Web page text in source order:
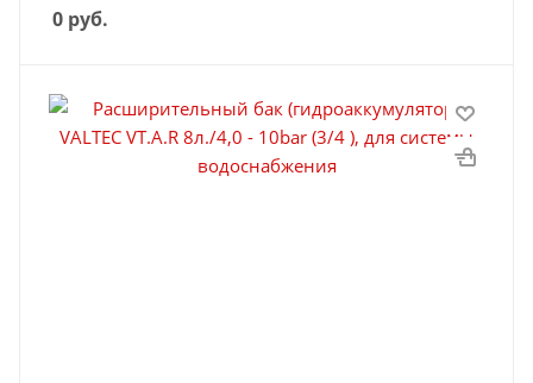
0 руб.